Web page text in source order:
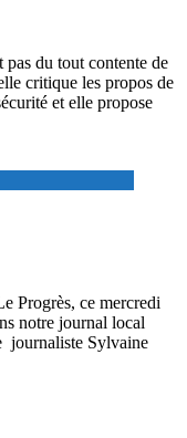
pas du tout contente de
critique les propos de
et elle propose
Progrès, ce mercredi
notre journal local
journaliste Sylvaine